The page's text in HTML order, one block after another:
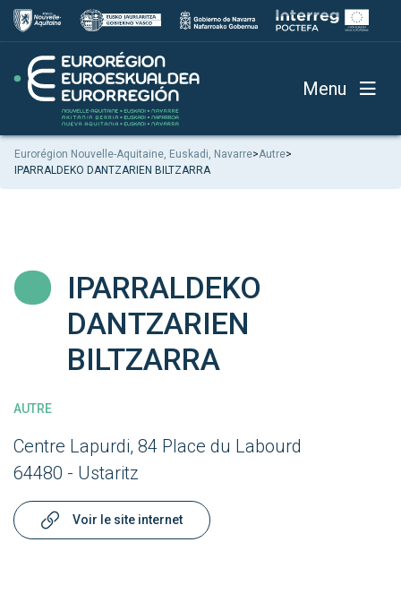
Menu
Eurorégion Nouvelle-Aquitaine, Euskadi, Navarre>Autre>
IPARRALDEKO DANTZARIEN BILTZARRA
IPARRALDEKO
DANTZARIEN
BILTZARRA
AUTRE
Centre Lapurdi, 84 Place du Labourd
64480 - Ustaritz
Voir le site internet